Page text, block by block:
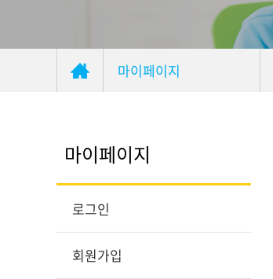
마이페이지
마이페이지
로그인
회원가입